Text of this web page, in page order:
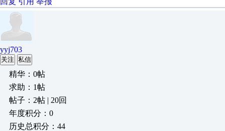
yyj703
关注 私信
精华：0帖
求助：1帖
帖子：2帖 | 20回
年度积分：0
历史总积分：44